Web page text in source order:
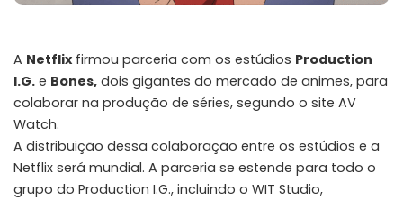
A Netflixfirmou parceria com os estúdios Production
I.G. e Bones, dois gigantes do mercado de animes, para
colaborar na produção de séries, segundo o site AV
Watch.
A distribuição dessa colaboração entre os estúdios e a
Netflix será mundial. A parceria se estende para todo o
grupo do Production I.G., incluindo o WIT Studio,